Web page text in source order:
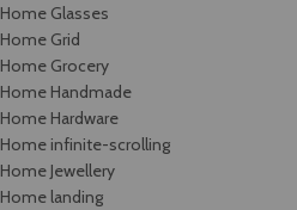
Home Glasses
Home Grid
Home Grocery
Home Handmade
Home Hardware
Home infinite-scrolling
Home Jewellery
Home landing